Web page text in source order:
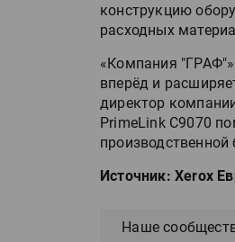
конструкцию
расходных
«Компания
вперёд и
директор
PrimeLink C9070
Источник: Xerox
Наше